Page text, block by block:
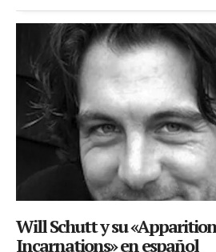
Will Schutt y su
Incarnations» en español